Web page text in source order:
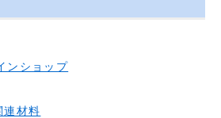
ンショップ
材料